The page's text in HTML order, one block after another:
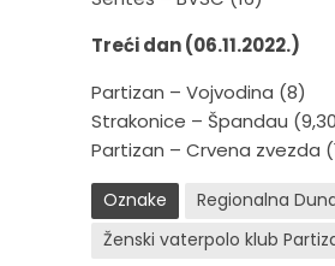
Treći dan (06.11.2022.)
Partizan – Vojvodina (8)
Strakonice – Špandau
Partizan – Crvena zvezda
Oznake Regionalna
Ženski vaterpolo klub